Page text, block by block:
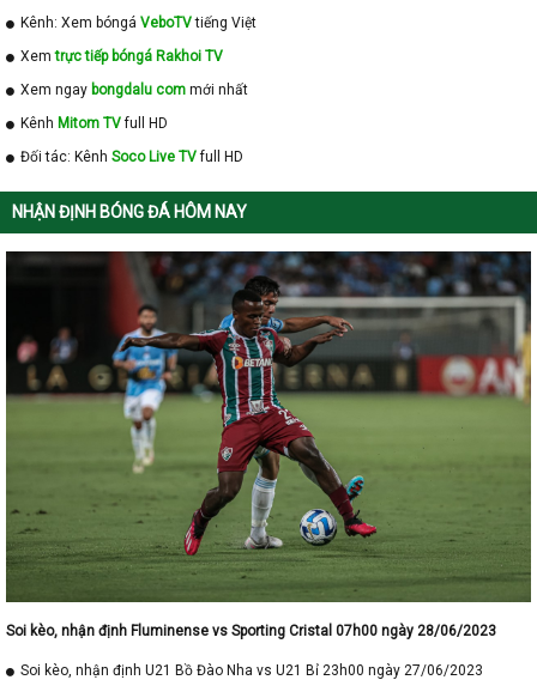
Kênh: Xem bóngá VeboTVtiếng Việt
Xemtrực tiếp bóngá Rakhoi TV
Xem ngay bongdalu com mới nhất
Kênh Mitom TVfull HD
Đối tác: Kênh Soco Live TVfull HD
NHẬN ĐỊNH BÓNG ĐÁ HÔM NAY
Soi kèo, nhận định Fluminense vs Sporting Cristal 07h00 ngày 28/06/2023
Soi kèo, nhận định U21 Bồ Đào Nha vs U21 Bỉ 23h00 ngày 27/06/2023